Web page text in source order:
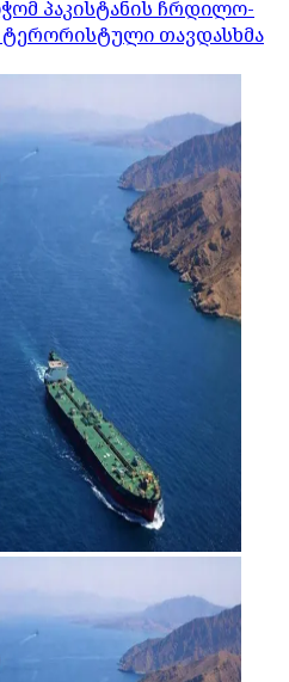
პაკისტანის ჩრდილო-
თავდასხმა